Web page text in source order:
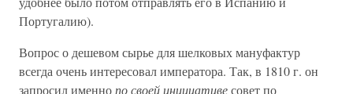
Португалию).
Вопрос о дешевом сырье для шелковых мануфактур
всегда очень интересовал императора. Так, в 1810 г. он
запросил именнопо своей инициативесовет по